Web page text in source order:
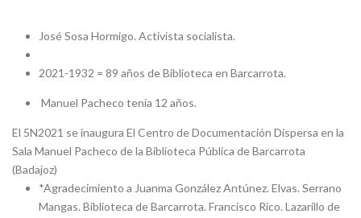
José Sosa Hormigo. Activista socialista.
2021-1932 = 89 años de Biblioteca en Barcarrota.
Manuel Pacheco tenía 12 años.
El 5N2021 se inaugura El Centro de Documentación Dispersa en la
Sala Manuel Pacheco de la Biblioteca Pública de Barcarrota
(Badajoz)
*Agradecimiento a Juanma González Antúnez. Elvas. Serrano
Mangas. Biblioteca de Barcarrota. Francisco Rico. Lazarillo de